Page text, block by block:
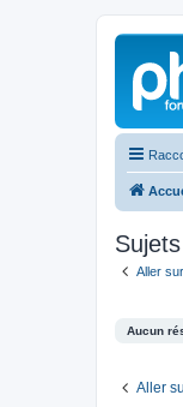
Aller
Aucun
Aller